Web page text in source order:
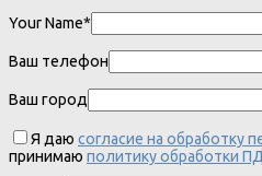
Your Name*
Ваш телефон
Ваш город
Я даю согласие на обработку
принимаю политику обработки